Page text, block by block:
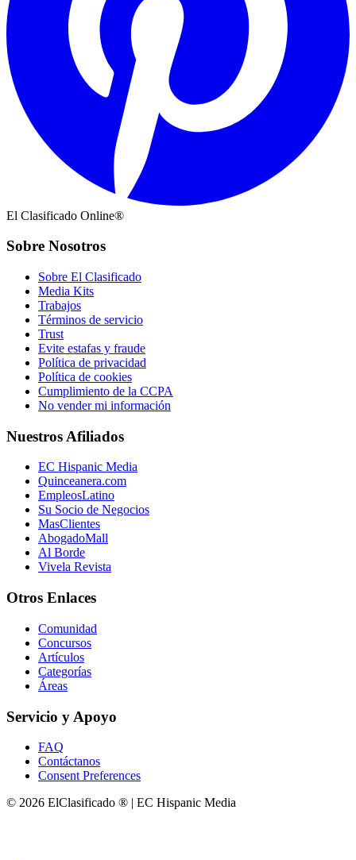
El Clasificado Online®
Sobre Nosotros
Sobre El Clasificado
Media Kits
Trabajos
Términos de servicio
Trust
Evite estafas y fraude
Política de privacidad
Política de cookies
Cumplimiento de la CCPA
No vender mi información
Nuestros Afiliados
EC Hispanic Media
Quinceanera.com
EmpleosLatino
Su Socio de Negocios
MasClientes
AbogadoMall
Al Borde
Vivela Revista
Otros Enlaces
Comunidad
Concursos
Artículos
Categorías
Áreas
Servicio y Apoyo
FAQ
Contáctanos
Consent Preferences
© 2026 ElClasificado ® | EC Hispanic Media